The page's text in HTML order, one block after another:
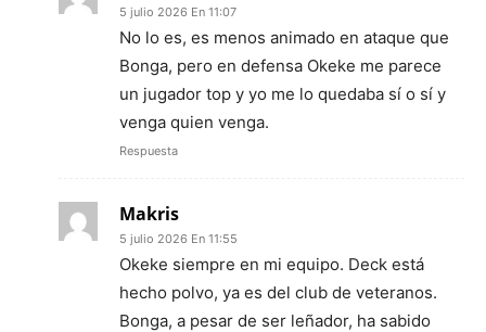
5 julio 2026 En 11:07
No lo es, es menos animado en ataque que
Bonga, pero en defensa Okeke me parece
un jugador top y yo me lo quedaba sí o sí y
venga quien venga.
Respuesta
Makris
5 julio 2026 En 11:55
Okeke siempre en mi equipo. Deck está
hecho polvo, ya es del club de veteranos.
Bonga, a pesar de ser leñador, ha sabido